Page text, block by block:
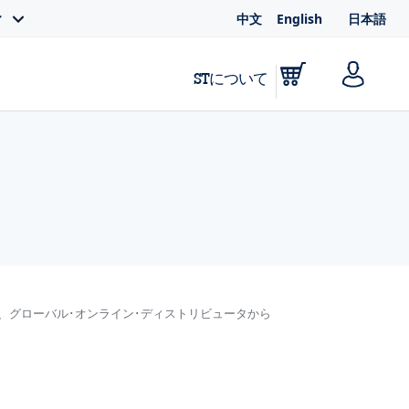
中文 English 日本語
STについて
ローバル･オンライン･ディストリビュータから